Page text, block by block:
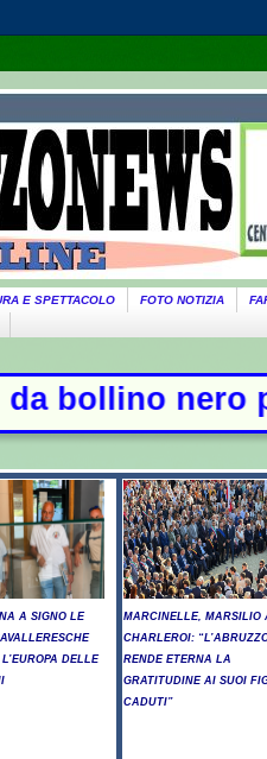
E SPETTACOLO FOTO NOTIZIA
-
A SIGNO LE
DELLE
MARCINELLE, MARSILIO
CHARLEROI:
RENDE ETERNA LA
GRATITUDINE AI SUOI
CADUTI”